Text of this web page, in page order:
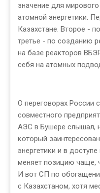
значение для
атомной энергетики.
Казахстане. Второе -
третье - по созданию
на базе реакторов
себя на атомных
О переговорах России
совместного
АЭС в Бушере слышал,
который
энергетики и в
меняет позицию чаще,
И вот СП по
с Казахстаном, хотя